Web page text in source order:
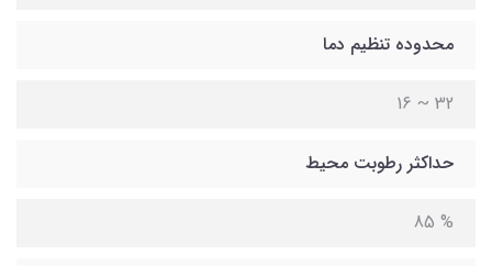
محدوده تنظیم دما
32 ~ 16
حداکثر رطوبت محیط
% 85